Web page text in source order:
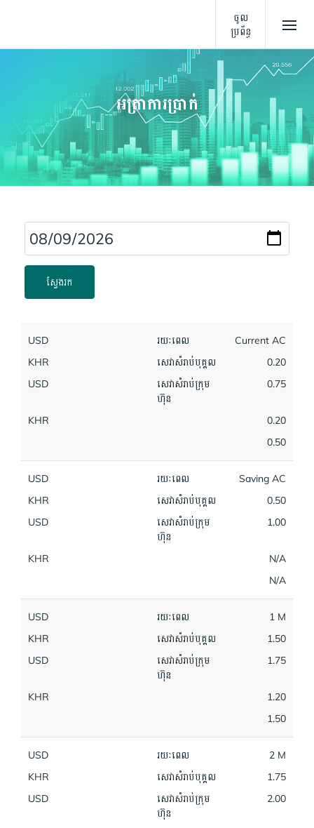
ចូល
ប្រព័ន្ធ
អត្រា​ការ​ប្រាក់
ស្វែងរក
USD រយៈពេល
Current AC
KHR
សេវាសំរាប់បុគ្គល
0.20
USD
សេវាសំរាប់ក្រុម
ហ៊ុន
0.75
KHR
0.20
0.50
USD រយៈពេល
Saving AC
KHR
សេវាសំរាប់បុគ្គល
0.50
USD
សេវាសំរាប់ក្រុម
ហ៊ុន
1.00
KHR
N/A
N/A
USD រយៈពេល
1 M
KHR
សេវាសំរាប់បុគ្គល
1.50
USD
សេវាសំរាប់ក្រុម
ហ៊ុន
1.75
KHR
1.20
1.50
USD រយៈពេល
2 M
KHR
សេវាសំរាប់បុគ្គល
1.75
USD
សេវាសំរាប់ក្រុម
ហ៊ុន
2.00